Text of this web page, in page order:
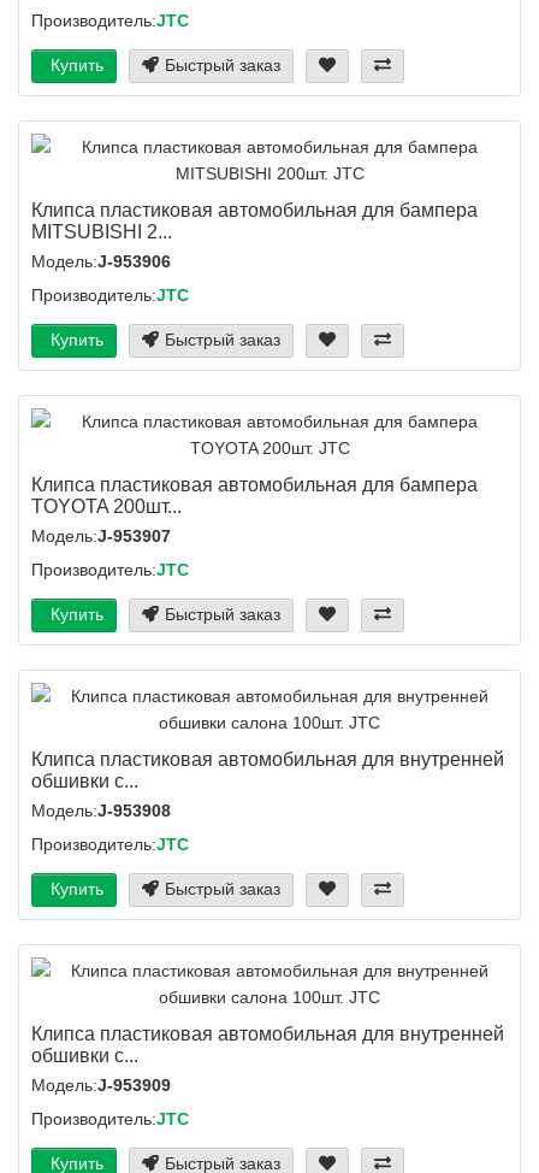
Производитель:JTC
Купить Быстрый заказ
Клипса пластиковая автомобильная для бампера
MITSUBISHI 2...
Модель:J-953906
Производитель:JTC
Купить Быстрый заказ
Клипса пластиковая автомобильная для бампера
TOYOTA 200шт...
Модель:J-953907
Производитель:JTC
Купить Быстрый заказ
Клипса пластиковая автомобильная для внутренней
обшивки с...
Модель:J-953908
Производитель:JTC
Купить Быстрый заказ
Клипса пластиковая автомобильная для внутренней
обшивки с...
Модель:J-953909
Производитель:JTC
Купить Быстрый заказ